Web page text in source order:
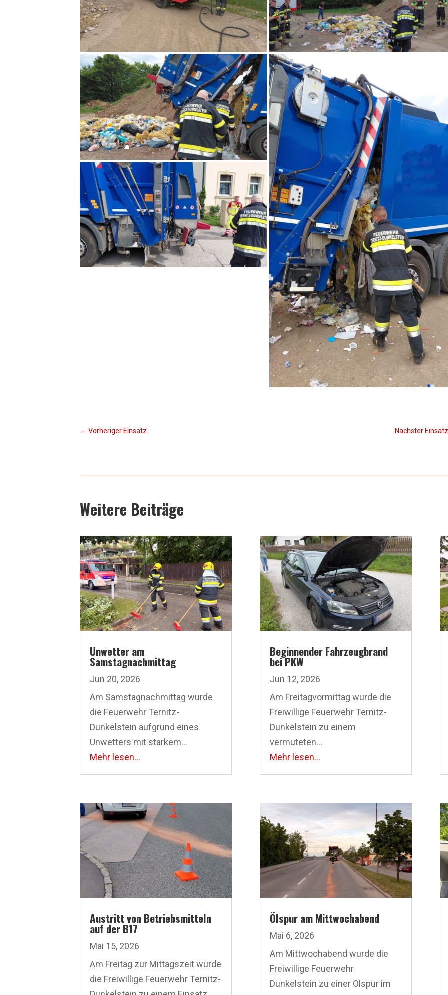
← Vorheriger Einsatz Nächster Einsatz
Weitere Beiträge
Unwetter am
Samstagnachmittag
Jun 20, 2026
Am Samstagnachmittag wurde
die Feuerwehr Ternitz-
Dunkelstein aufgrund eines
Unwetters mit starkem...
Mehr lesen...
Austritt von Betriebsmitteln
auf der B17
Mai 15, 2026
Am Freitag zur Mittagszeit wurde
die Freiwillige Feuerwehr Ternitz-
Beginnender Fahrzeugbrand
bei PKW
Jun 12, 2026
Am Freitagvormittag wurde die
Freiwillige Feuerwehr Ternitz-
Dunkelstein zu einem
vermuteten...
Mehr lesen...
Ölspur am Mittwochabend
Mai 6, 2026
Am Mittwochabend wurde die
Freiwillige Feuerwehr
Dunkelstein zu einer Ölspur im